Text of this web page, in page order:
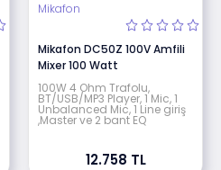
Mikafon
Mikafon DC50Z 100V Amfili
Mixer 100 Watt
100W 4 Ohm Trafolu,
BT/USB/MP3 Player, 1 Mic, 1
Unbalanced Mic, 1 Line giriş
,Master ve 2 bant EQ
12.758 TL